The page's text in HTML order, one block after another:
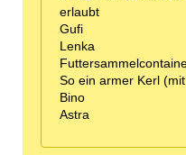
erlaubt
Gufi
Lenka
So ein armer Kerl
Bino
Astra